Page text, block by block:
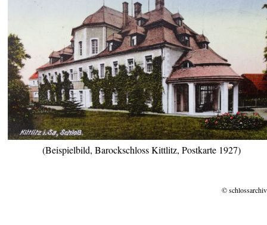
(Beispielbild, Barockschloss Kittlitz, Postkarte 1927)
©